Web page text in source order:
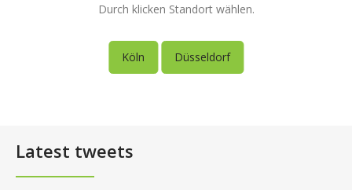
Durch klicken Standort wählen.
Köln Düsseldorf
Latest tweets